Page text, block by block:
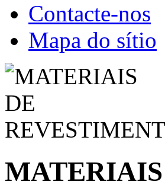
Contacte-nos
Mapa do sítio